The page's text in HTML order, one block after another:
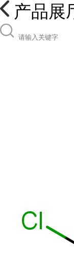
产品展